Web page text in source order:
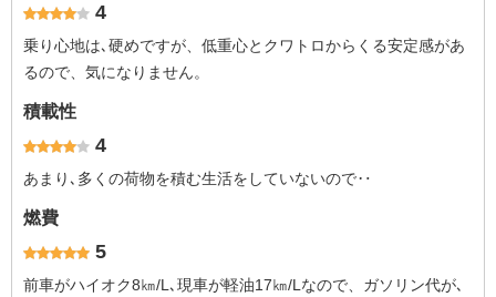
4
乗り心地は､硬めですが、低重心とクワトロからくる安定感があ
るので、気になりません。
積載性
4
あまり､多くの荷物を積む生活をしていないので‥
燃費
5
前車がハイオク8㎞/L､現車が軽油17㎞/Lなので、ガソリン代が､